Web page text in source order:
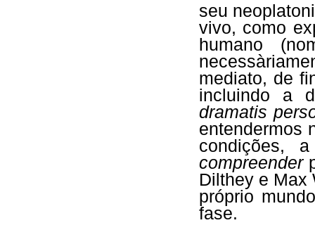
seu
vivo, como
humano
mediato, de
incluindo a
dramatis
entendermos
condições,
compreender
Dilthey e Max
próprio
fase.